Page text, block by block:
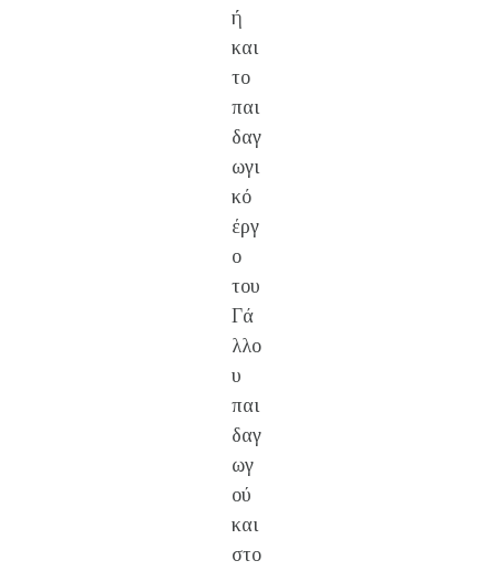
ή
και
το
παι
δαγ
ωγι
κό
έργ
ο
του
Γά
λλο
υ
παι
δαγ
ωγ
ού
και
στο